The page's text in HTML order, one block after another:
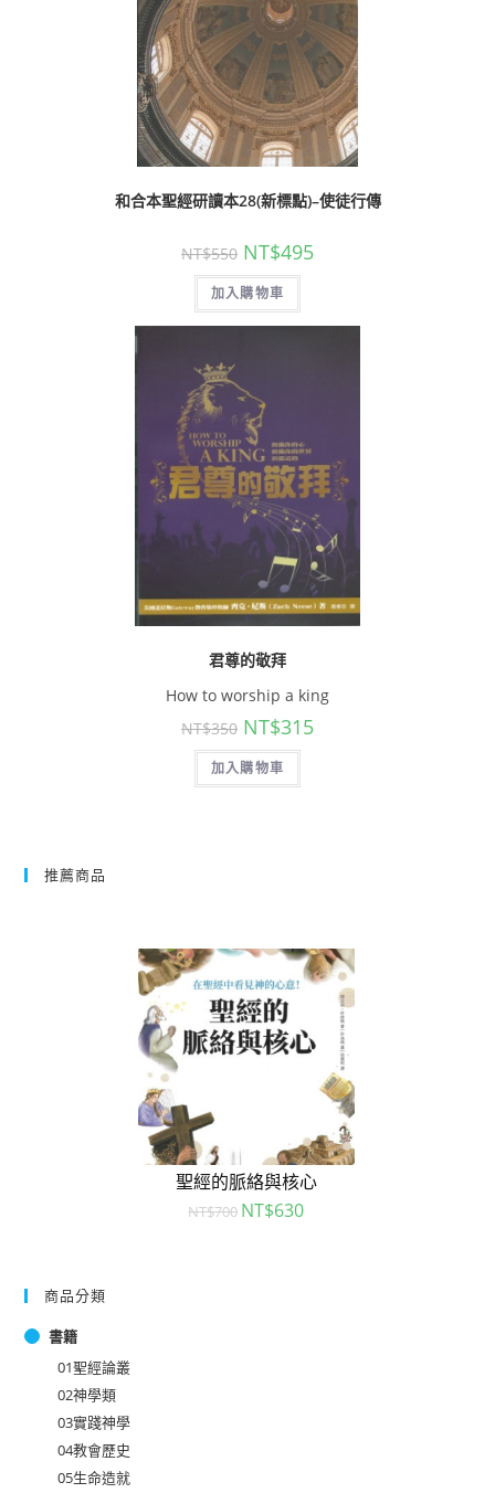
和合本聖經研讀本28(新標點)–使徒行傳
NT$550 NT$495
加入購物車
君尊的敬拜
How to worship a king
NT$350 NT$315
加入購物車
推薦商品
聖經的脈絡與核心
NT$700 NT$630
商品分類
書籍
01聖經論叢
02神學類
03實踐神學
04教會歷史
05生命造就